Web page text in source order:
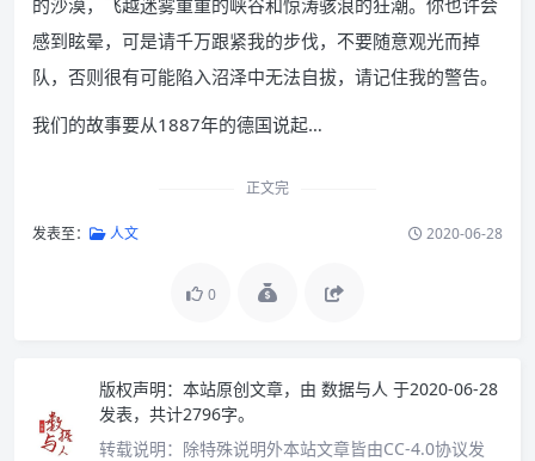
的沙漠，飞越迷雾重重的峡谷和惊涛骇浪的狂潮。你也许会
感到眩晕，可是请千万跟紧我的步伐，不要随意观光而掉
队，否则很有可能陷入沼泽中无法自拔，请记住我的警告。
我们的故事要从1887年的德国说起…
正文完
发表至： 人文 2020-06-28
0
版权声明： 本站原创文章，由 数据与人 于2020-06-28
发表，共计2796字。
转载说明： 除特殊说明外本站文章皆由CC-4.0协议发